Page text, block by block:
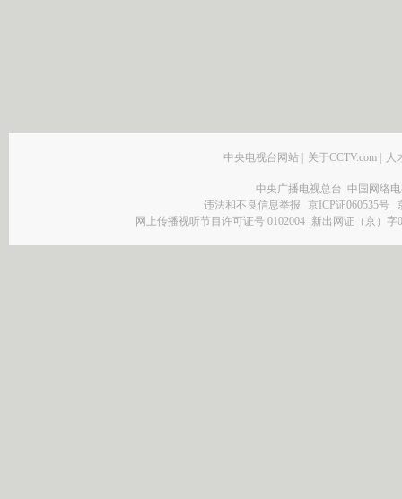
中央电视台网站 关于CCTV.com 人
中央广播电视总台 中国网络
违法和不良信息举报
京ICP证060535号
网上传播视听节目许可证号 0102004 新出网证（京）